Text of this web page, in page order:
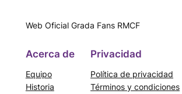
Web Oficial Grada Fans RMCF
Acerca de
Equipo
Historia
Privacidad
Política de privacidad
Términos y condiciones